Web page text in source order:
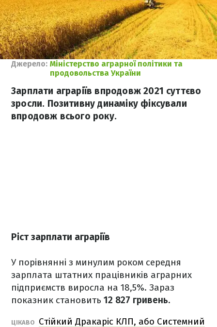
Джерело: Міністерство аграрної політики та
продовольства України
Зарплати аграріїв впродовж 2021 суттєво
зросли. Позитивну динаміку фіксували
впродовж всього року.
Ріст зарплати аграріїв
У порівнянні з минулим роком середня
зарплата штатних працівників аграрних
підприємств виросла на 18,5%. Зараз
показник становить 12 827 гривень.
ЦІКАВО
Стійкий Дракаріс КЛП, або Системний